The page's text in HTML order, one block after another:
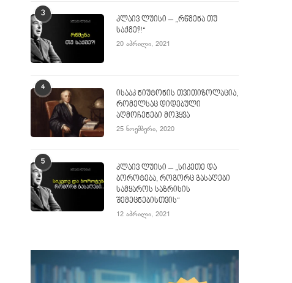
3
კლაივ ლუისი – „რწმენა თუ
საქმე?!“
20 აპრილი, 2021
4
ისააკ ნიუტონის თვითიზოლაცია,
რომელსაც დიდებული
აღმოჩენები მოჰყვა
25 ნოემბერი, 2020
5
კლაივ ლუისი – „სიკეთე და
ბოროტება, როგორც გასაღები
სამყაროს საზრისის
შემეცნებისთვის“
12 აპრილი, 2021